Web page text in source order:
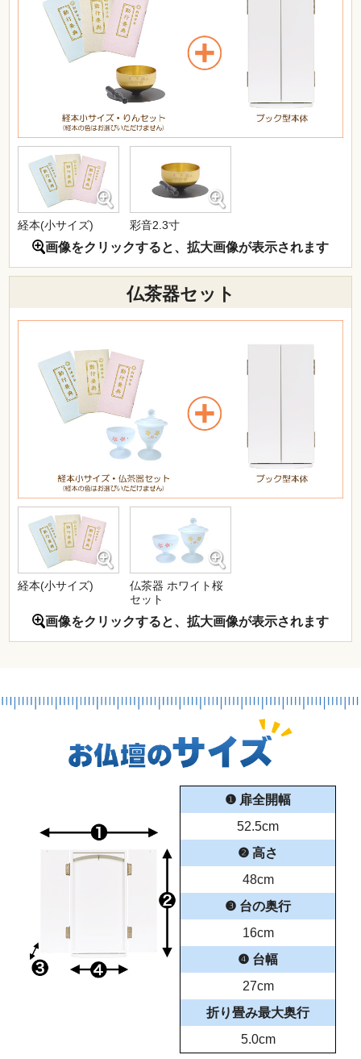
経本(小サイズ) 彩音2.3寸
画像をクリックすると、拡大画像が表示されます
仏茶器セット
経本(小サイズ)
仏茶器 ホワイト桜
セット
画像をクリックすると、拡大画像が表示されます
❶ 扉全開幅
52.5cm
❷ 高さ
48cm
❸ 台の奥行
16cm
❹ 台幅
27cm
折り畳み最大奥行
5.0cm